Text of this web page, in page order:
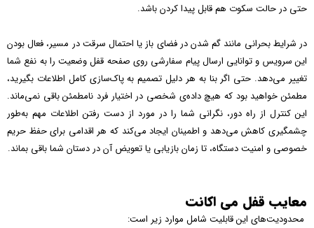
حتی در حالت سکوت هم قابل پیدا کردن باشد.
در شرایط بحرانی مانند گم شدن در فضای باز یا احتمال سرقت در مسیر، فعال بودن
این سرویس و توانایی ارسال پیام سفارشی روی صفحه قفل وضعیت را به نفع شما
تغییر می‌دهد. حتی اگر بنا به هر دلیل تصمیم به پاک‌سازی کامل اطلاعات بگیرید،
مطمئن خواهید بود که هیچ داده‌ی شخصی در اختیار فرد نامطمئن باقی نمی‌ماند.
این کنترل از راه دور، نگرانی شما را در مورد از دست رفتن اطلاعات مهم به‌طور
چشمگیری کاهش می‌دهد و اطمینان ایجاد می‌کند که هر اقدامی برای حفظ حریم
خصوصی و امنیت دستگاه، تا زمان بازیابی یا تعویض آن در دستان شما باقی بماند.
معایب قفل می اکانت
محدودیت‌های این قابلیت شامل موارد زیر است: